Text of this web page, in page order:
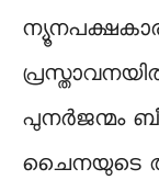
പുനർജന്മം
ചൈനയുടെ